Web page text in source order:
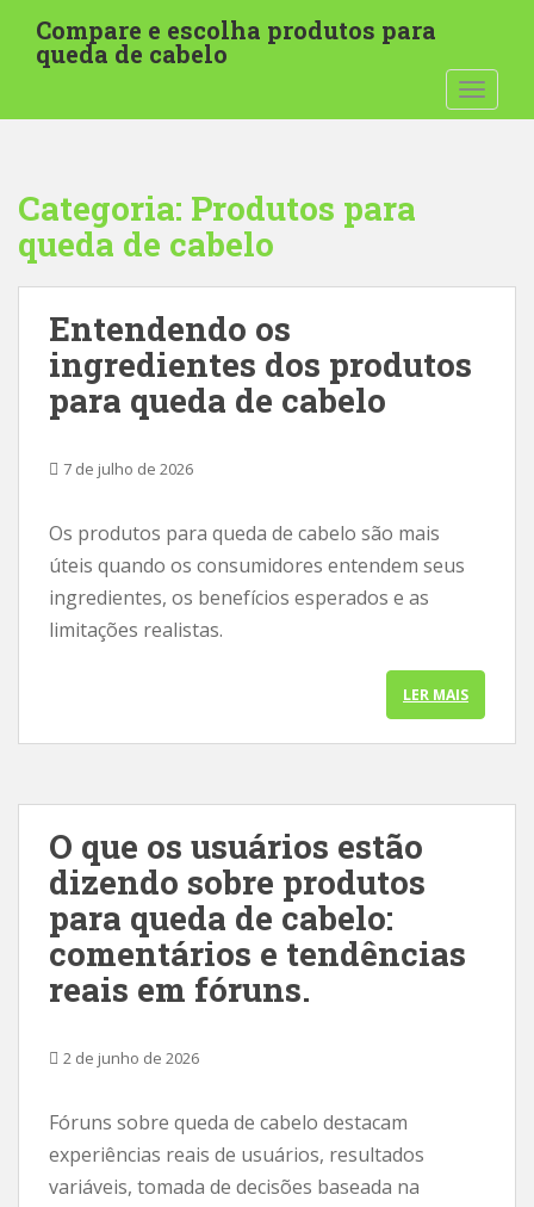
r
Compare e escolha produtos para
queda de cabelo
Categoria: Produtos para
queda de cabelo
Entendendo os
ingredientes dos produtos
para queda de cabelo
7 de julho de 2026
Os produtos para queda de cabelo são mais
úteis quando os consumidores entendem seus
ingredientes, os benefícios esperados e as
limitações realistas.
LER MAIS
O que os usuários estão
dizendo sobre produtos
para queda de cabelo:
comentários e tendências
reais em fóruns.
2 de junho de 2026
Fóruns sobre queda de cabelo destacam
experiências reais de usuários, resultados
variáveis, tomada de decisões baseada na